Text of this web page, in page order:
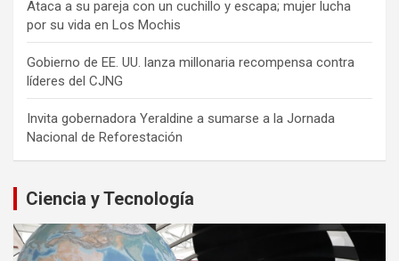
Ataca a su pareja con un cuchillo y escapa; mujer lucha
por su vida en Los Mochis
Gobierno de EE. UU. lanza millonaria recompensa contra
líderes del CJNG
Invita gobernadora Yeraldine a sumarse a la Jornada
Nacional de Reforestación
Ciencia y Tecnología